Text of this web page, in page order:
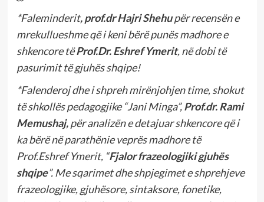
*Faleminderit, prof.dr Hajri Shehupër recensën e
mrekullueshme që i keni bërë punës madhore e
shkencore tëProf.Dr. Eshref Ymerit, në dobi të
pasurimit të gjuhës shqipe!
*Falenderoj dhe i shpreh mirënjohjen time, shokut
të shkollës pedagogjike “Jani Minga”,Prof.dr. Rami
Memushaj,për analizën e detajuar shkencore që i
ka bërë në parathënie veprës madhore të
Prof.Eshref Ymerit, “Fjalor frazeologjiki gjuhës
shqipe”. Me sqarimet dhe shpjegimet e shprehjeve
frazeologjike, gjuhësore, sintaksore, fonetike,